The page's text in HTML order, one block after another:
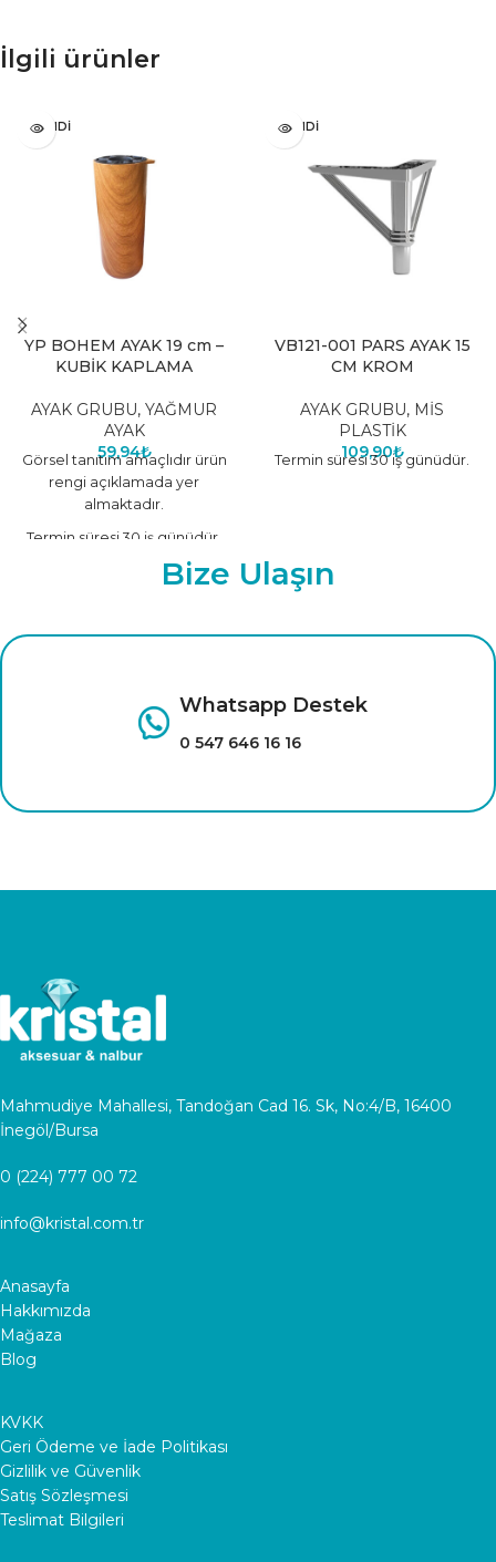
İlgili ürünler
TÜKENDI
YP BOHEM AYAK 19 cm –
KUBİK KAPLAMA
AYAK GRUBU, YAĞMUR
AYAK
59,94₺
Görsel tanıtım amaçlıdır ürün
rengi açıklamada yer
almaktadır.
Termin süresi 30 iş günüdür.
TÜKENDI
VB121-001 PARS AYAK 15
CM KROM
AYAK GRUBU, MİS
PLASTİK
109,90₺
Termin süresi 30 iş günüdür.
Bize Ulaşın
Whatsapp Destek
0 547 646 16 16
Mahmudiye Mahallesi, Tandoğan Cad 16. Sk, No:4/B, 16400
İnegöl/Bursa
0 (224) 777 00 72
info@kristal.com.tr
Anasayfa
Hakkımızda
Mağaza
Blog
KVKK
Geri Ödeme ve İade Politikası
Gizlilik ve Güvenlik
Satış Sözleşmesi
Teslimat Bilgileri